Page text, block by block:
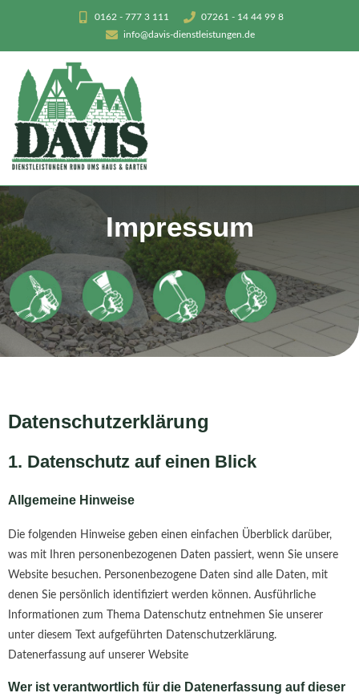
0162 - 777 3 111
07261 - 14 44 99 8
info@davis-dienstleistungen.de
Impressum
Datenschutzerklärung
1. Datenschutz auf einen Blick
Allgemeine Hinweise
Die folgenden Hinweise geben einen einfachen Überblick darüber,
was mit Ihren personenbezogenen Daten passiert, wenn Sie unsere
Website besuchen. Personenbezogene Daten sind alle Daten, mit
denen Sie persönlich identifiziert werden können. Ausführliche
Informationen zum Thema Datenschutz entnehmen Sie unserer
unter diesem Text aufgeführten Datenschutzerklärung.
Datenerfassung auf unserer Website
Wer ist verantwortlich für die Datenerfassung auf dieser